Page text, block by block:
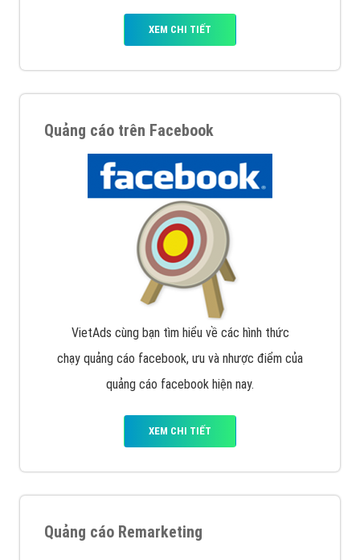
XEM CHI TIẾT
Quảng cáo trên Facebook
VietAds cùng bạn tìm hiểu về các hình thức
chạy quảng cáo facebook, ưu và nhược điểm của
quảng cáo facebook hiện nay.
XEM CHI TIẾT
Quảng cáo Remarketing